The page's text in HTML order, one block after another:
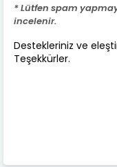
* Lütfen spam
incelenir.
Destekleriniz ve
Teşekkürler.